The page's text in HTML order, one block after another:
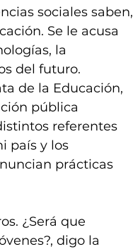
sociales saben,
Se le acusa
la
del futuro.
de la Educación,
pública
referentes
país y los
prácticas
¿Será que
digo la